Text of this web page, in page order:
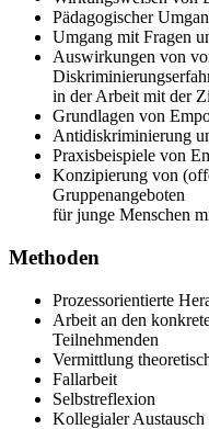
Pädagogischer
Umgang mit Fragen
Auswirkungen von
in der Arbeit mit der
Grundlagen von
Antidiskriminierung
Praxisbeispiele von
Konzipierung von
Gruppenangeboten
für junge Menschen
Methoden
Prozessorientierte
Arbeit an den
Teilnehmenden
Vermittlung
Fallarbeit
Selbstreflexion
Kollegialer Austausch